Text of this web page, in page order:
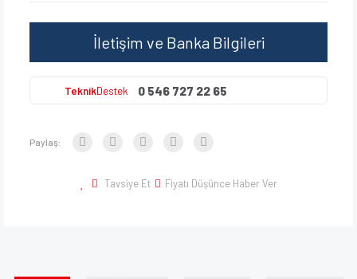
İletişim ve Banka Bilgileri
TeknikDestek 0 546 727 22 65
Paylaş:
Tavsiye Et Fiyatı Düşünce Haber Ver